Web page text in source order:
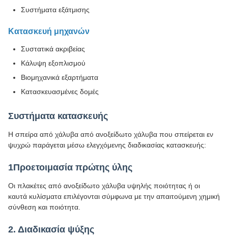
Συστήματα εξάτμισης
Κατασκευή μηχανών
Συστατικά ακριβείας
Κάλυψη εξοπλισμού
Βιομηχανικά εξαρτήματα
Κατασκευασμένες δομές
Συστήματα κατασκευής
Η σπείρα από χάλυβα από ανοξείδωτο χάλυβα που σπείρεται εν
ψυχρώ παράγεται μέσω ελεγχόμενης διαδικασίας κατασκευής:
1Προετοιμασία πρώτης ύλης
Οι πλακέτες από ανοξείδωτο χάλυβα υψηλής ποιότητας ή οι
καυτά κυλίσματα επιλέγονται σύμφωνα με την απαιτούμενη χημική
σύνθεση και ποιότητα.
2. Διαδικασία ψύξης